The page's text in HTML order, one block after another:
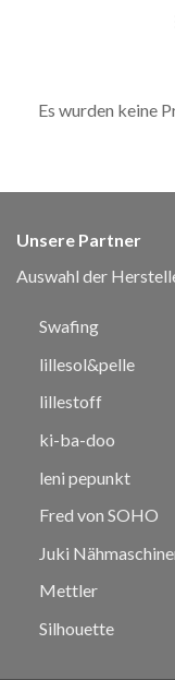
Es wurden keine
Unsere Partner
Auswahl der
Swafing
lillesol&pelle
lillestoff
ki-ba-doo
leni pepunkt
Fred von SOHO
Juki
Mettler
Silhouette